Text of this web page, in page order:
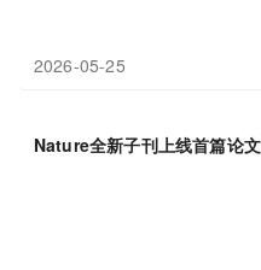
2026-05-25
Nature全新子刊上线首篇论